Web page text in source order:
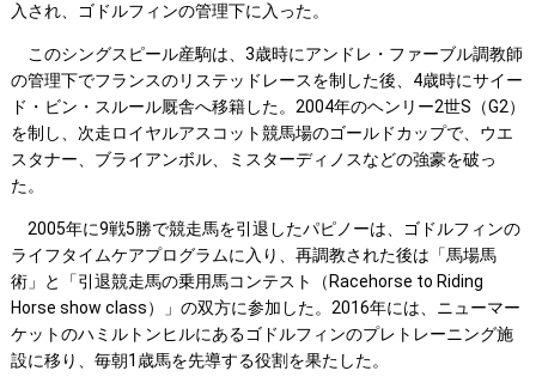
入され、ゴドルフィンの管理下に入った。
このシングスピール産駒は、3歳時にアンドレ・ファーブル調教師
の管理下でフランスのリステッドレースを制した後、4歳時にサイー
ド・ビン・スルール厩舎へ移籍した。2004年のヘンリー2世S（G2）
を制し、次走ロイヤルアスコット競馬場のゴールドカップで、ウエ
スタナー、ブライアンボル、ミスターディノスなどの強豪を破っ
た。
2005年に9戦5勝で競走馬を引退したパピノーは、ゴドルフィンの
ライフタイムケアプログラムに入り、再調教された後は「馬場馬
術」と「引退競走馬の乗用馬コンテスト（Racehorse to Riding
Horse show class）」の双方に参加した。2016年には、ニューマー
ケットのハミルトンヒルにあるゴドルフィンのプレトレーニング施
設に移り、毎朝1歳馬を先導する役割を果たした。